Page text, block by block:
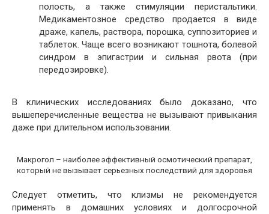
полость, а также стимуляции перистальтики.
Медикаментозное средство продается в виде
драже, капель, раствора, порошка, суппозиториев и
таблеток. Чаще всего возникают тошнота, болевой
синдром в эпигастрии и сильная рвота (при
передозировке).
В клинических исследованиях было доказано, что
вышеперечисленные вещества не вызывают привыкания
даже при длительном использовании.
Макрогол – наиболее эффективный осмотический препарат,
который не вызывает серьезных последствий для здоровья
Следует отметить, что клизмы не рекомендуется
применять в домашних условиях и долгосрочной